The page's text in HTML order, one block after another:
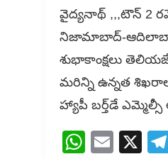
వైద్యనాథ్ ,,,టౌన్ 2
నిజామాబాద్-ఆదిలాబాద్
శుభాకాంక్షలు
మరిన్ని ఉన్నత
హ్యాపీ బర్త్‌డే ఎమ్మెల్సీ
Email
X